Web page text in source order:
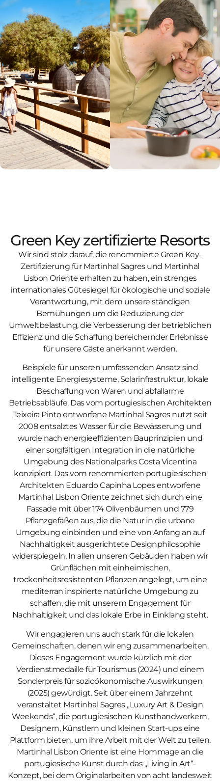
Green Key zertifizierte Resorts
Wir sind stolz darauf, die renommierte Green Key-
Zertifizierung für Martinhal Sagres und Martinhal
Lisbon Oriente erhalten zu haben, ein strenges
internationales Gütesiegel für ökologische und soziale
Verantwortung, mit dem unsere ständigen
Bemühungen um die Reduzierung der
Umweltbelastung, die Verbesserung der betrieblichen
Effizienz und die Schaffung bereichernder Erlebnisse
für unsere Gäste anerkannt werden.
Beispiele für unseren umfassenden Ansatz sind
intelligente Energiesysteme, Solarinfrastruktur, lokale
Beschaffung von Waren und abfallarme
Betriebsabläufe. Das vom portugiesischen Architekten
Teixeira Pinto entworfene Martinhal Sagres nutzt seit
2008 entsalztes Wasser für die Bewässerung und
wurde nach energieeffizienten Bauprinzipien und
einer sorgfältigen Integration in die natürliche
Umgebung des Nationalparks Costa Vicentina
konzipiert. Das vom renommierten portugiesischen
Architekten Eduardo Capinha Lopes entworfene
Martinhal Lisbon Oriente zeichnet sich durch eine
Fassade mit über 174 Olivenbäumen und 779
Pflanzgefäßen aus, die die Natur in die urbane
Umgebung einbinden und eine von Anfang an auf
Nachhaltigkeit ausgerichtete Designphilosophie
widerspiegeln. In allen unseren Gebäuden haben wir
Grünflächen mit einheimischen,
trockenheitsresistenten Pflanzen angelegt, um eine
mediterran inspirierte natürliche Umgebung zu
schaffen, die mit unserem Engagement für
Nachhaltigkeit und das lokale Erbe in Einklang steht.
Wir engagieren uns auch stark für die lokalen
Gemeinschaften, denen wir eng zusammenarbeiten.
Dieses Engagement wurde kürzlich mit der
Verdienstmedaille für Tourismus (2024) und einem
Sonderpreis für sozioökonomische Auswirkungen
(2025) gewürdigt. Seit über einem Jahrzehnt
veranstaltet Martinhal Sagres „Luxury Art & Design
Weekends“, die portugiesischen Kunsthandwerkern,
Designern, Künstlern und kleinen Start-ups eine
Plattform bieten, um ihre Arbeit mit der Welt zu teilen.
Martinhal Lisbon Oriente ist eine Hommage an die
portugiesische Kunst durch das „Living in Art“-
Konzept, bei dem Originalarbeiten von acht landesweit